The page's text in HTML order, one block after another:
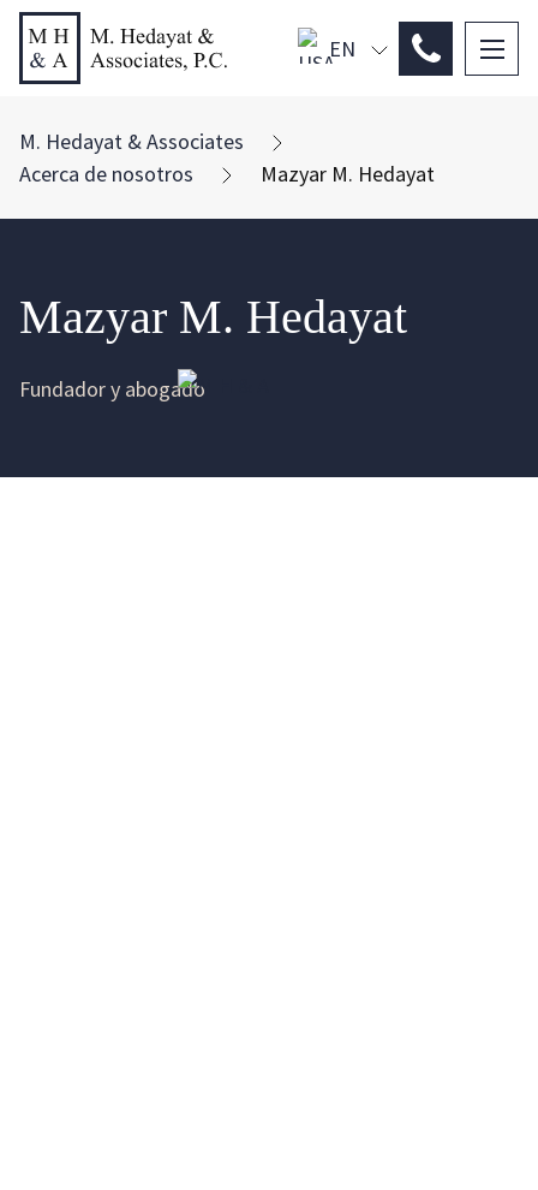
EN
M. Hedayat & Associates
Acerca de nosotros
Mazyar M. Hedayat
Mazyar M. Hedayat
Fundador y abogado